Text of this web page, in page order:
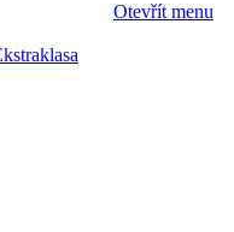
Otevřít menu